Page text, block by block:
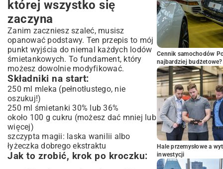
której wszystko się
zaczyna
Zanim zaczniesz szaleć, musisz
opanować podstawy. Ten przepis to mój
punkt wyjścia do niemal każdych lodów
śmietankowych. To fundament, który
możesz dowolnie modyfikować.
Składniki na start:
250 ml mleka (pełnotłustego, nie
oszukuj!)
250 ml śmietanki 30% lub 36%
około 100 g cukru (możesz dać mniej lub
więcej)
szczypta magii: laska wanilii albo
łyżeczka dobrego ekstraktu
Jak to zrobić, krok po kroczku:
Cennik samochodów
najbardziej budżetowe?
Hale przemysłowe a
inwestycji